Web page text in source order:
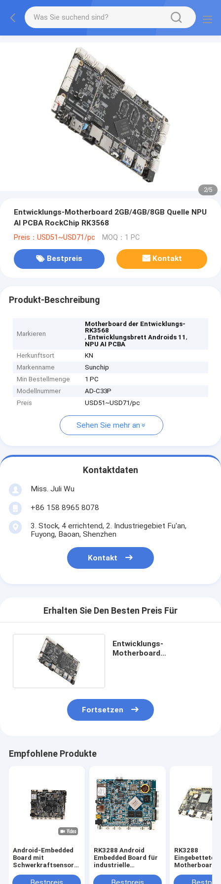
2/5
Entwicklungs-Motherboard 2GB/4GB/8GB Quelle NPU
AI PCBA RockChip RK3568
Preis：USD51~USD71/pc MOQ：1 PC
Bestpreis Kontakt
Produkt-Beschreibung
Markieren
Motherboard der Entwicklungs-
RK3568
, Entwicklungsbrett Androids 11,
NPU AI PCBA
Herkunftsort
KN
Markenname
Sunchip
Min Bestellmenge
1 PC
Modellnummer
AD-C33P
Preis
USD51~USD71/pc
Sehen Sie mehr an
Kontaktdaten
Miss. Juli Wu
+86 158 8965 8078
3. Stock, 4 errichtend, 2. Industriegebiet Fu'an,
Fuyong, Baoan, Shenzhen
Kontakt
Erhalten Sie Den Besten Preis Für
Entwicklungs-
Motherboard
Fortsetzen
Empfohlene Produkte
Android-Embedded
Board mit
Schwerkraftsensor
Drehung WiFi
RK3288 Android
Embedded Board für
industrielle
pädagogische
RK3288
Eingebettetes
Motherboard
Industrielle